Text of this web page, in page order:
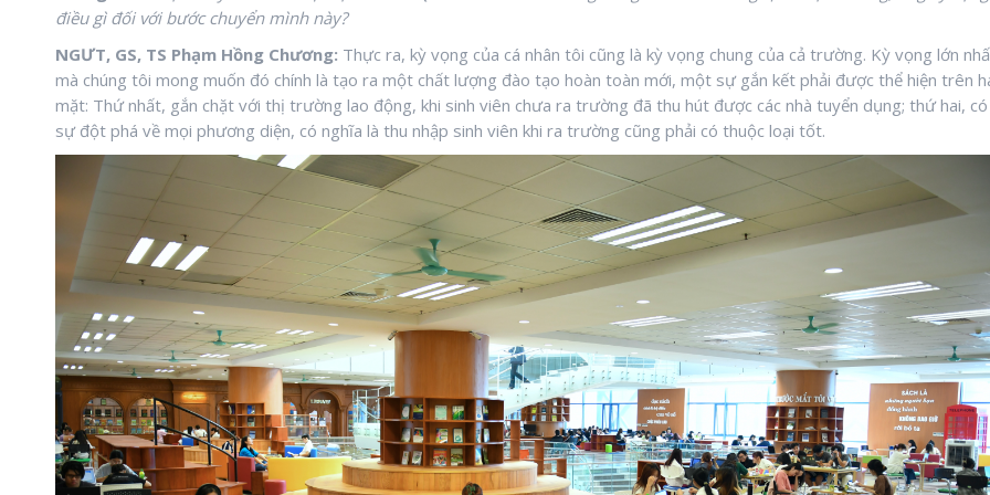
điều gì đối với bước chuyển mình này?
NGƯT, GS, TS Phạm Hồng Chương: Thực ra, kỳ vọng của cá nhân tôi cũng là kỳ vọng chung của cả trường. Kỳ vọng lớn
mà chúng tôi mong muốn đó chính là tạo ra một chất lượng đào tạo hoàn toàn mới, một sự gắn kết phải được thể hiện trên
mặt: Thứ nhất, gắn chặt với thị trường lao động, khi sinh viên chưa ra trường đã thu hút được các nhà tuyển dụng; thứ hai, có
sự đột phá về mọi phương diện, có nghĩa là thu nhập sinh viên khi ra trường cũng phải có thuộc loại tốt.